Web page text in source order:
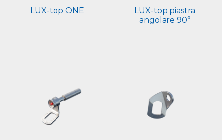
LUX-top ONE
LUX-top piastra
angolare 90°